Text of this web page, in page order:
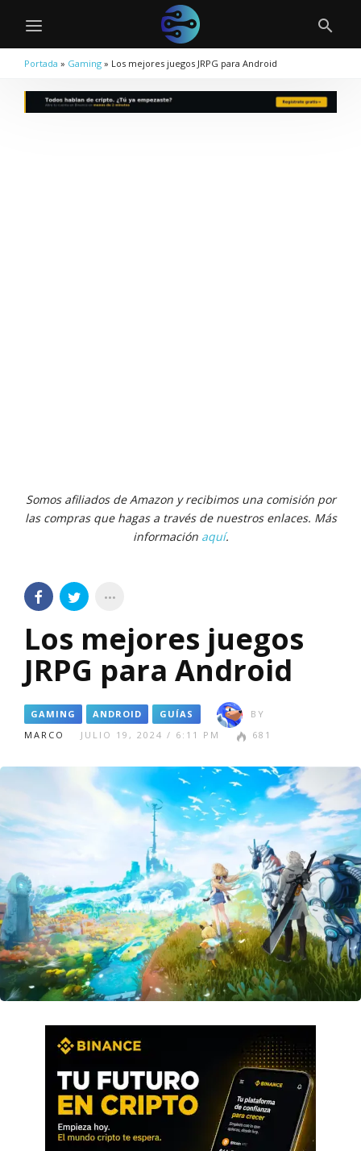
Portada » Gaming » Los mejores juegos JRPG para Android
Somos afiliados de Amazon y recibimos una comisión por
las compras que hagas a través de nuestros enlaces. Más
información aquí.
Los mejores juegos
JRPG para Android
GAMING ANDROID GUÍAS
BY
MARCO
JULIO 19, 2024 / 6:11 PM 681